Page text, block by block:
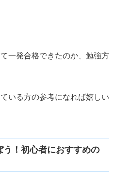
一発合格できたのか、勉強方
いる方の参考になれば嬉しい
う！初心者におすすめの